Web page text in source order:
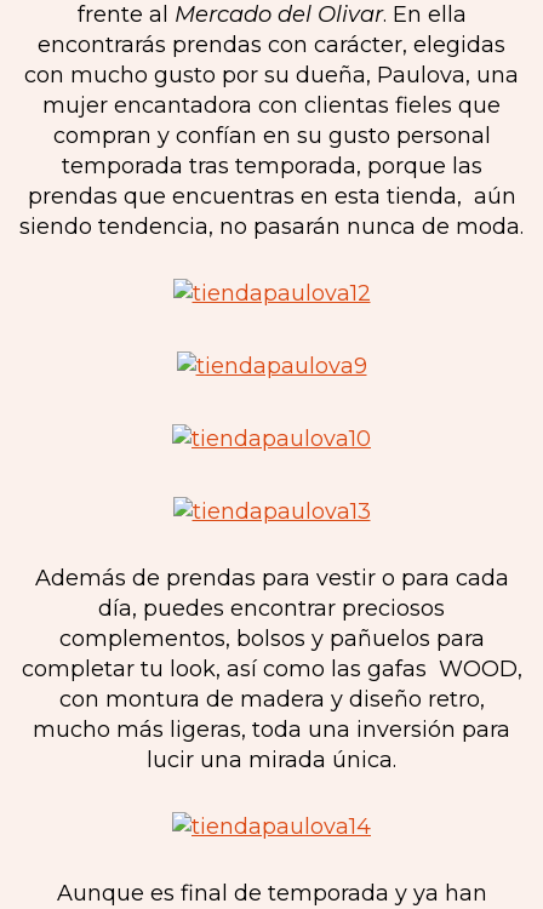
frente al Mercado del Olivar. En ella
encontrarás prendas con carácter, elegidas
con mucho gusto por su dueña, Paulova, una
mujer encantadora con clientas fieles que
compran y confían en su gusto personal
temporada tras temporada, porque las
prendas que encuentras en esta tienda, aún
siendo tendencia, no pasarán nunca de moda.
Además de prendas para vestir o para cada
día, puedes encontrar preciosos
complementos, bolsos y pañuelos para
completar tu look, así como las gafas WOOD,
con montura de madera y diseño retro,
mucho más ligeras, toda una inversión para
lucir una mirada única.
Aunque es final de temporada y ya han